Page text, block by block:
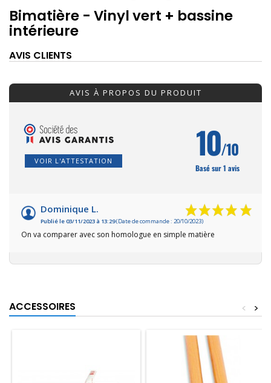
Bimatière - Vinyl vert + bassine
intérieure
AVIS CLIENTS
AVIS À PROPOS DU PRODUIT
VOIR L'ATTESTATION 10/10
Basé sur 1 avis
Dominique L.
Publié le 03/11/2023 à 13:29(Date de commande : 20/10/2023)
On va comparer avec son homologue en simple matière
ACCESSOIRES >
<